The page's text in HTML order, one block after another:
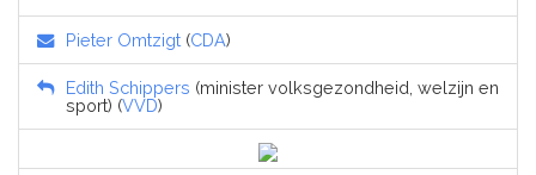
Pieter Omtzigt (CDA)
Edith Schippers (minister volksgezondheid, welzijn en
sport) (VVD)